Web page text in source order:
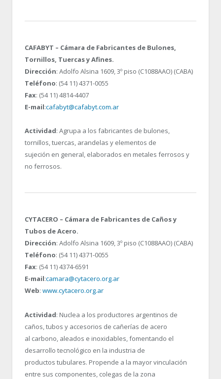
CAFABYT – Cámara de Fabricantes de Bulones,
Tornillos, Tuercas y Afines.
Dirección: Adolfo Alsina 1609, 3º piso (C1088AAO) (CABA)
Teléfono: (54 11) 4371-0055
Fax: (54 11) 4814-4407
E-mail:cafabyt@cafabyt.com.ar
Actividad: Agrupa a los fabricantes de bulones,
tornillos, tuercas, arandelas y elementos de
sujeción en general, elaborados en metales ferrosos y
no ferrosos.
CYTACERO – Cámara de Fabricantes de Caños y
Tubos de Acero.
Dirección: Adolfo Alsina 1609, 3º piso (C1088AAO) (CABA)
Teléfono: (54 11) 4371-0055
Fax: (54 11) 4374-6591
E-mail:camara@cytacero.org.ar
Web: www.cytacero.org.ar
Actividad: Nuclea a los productores argentinos de
caños, tubos y accesorios de cañerías de acero
al carbono, aleados e inoxidables, fomentando el
desarrollo tecnológico en la industria de
productos tubulares. Propende a la mayor vinculación
entre sus componentes, colegas de la zona